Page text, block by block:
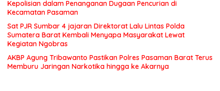
Kepolisian dalam Penanganan Dugaan Pencurian di
Kecamatan Pasaman
Sat PJR Sumbar 4 jajaran Direktorat Lalu Lintas Polda
Sumatera Barat Kembali Menyapa Masyarakat Lewat
Kegiatan Ngobras
AKBP Agung Tribawanto Pastikan Polres Pasaman Barat Terus
Memburu Jaringan Narkotika hingga ke Akarnya